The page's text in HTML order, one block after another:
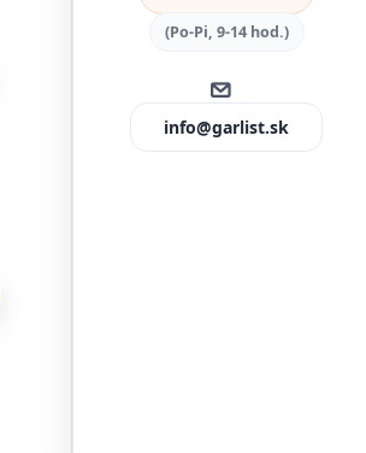
(Po-Pi, 9-14 hod.)
info@garlist.sk